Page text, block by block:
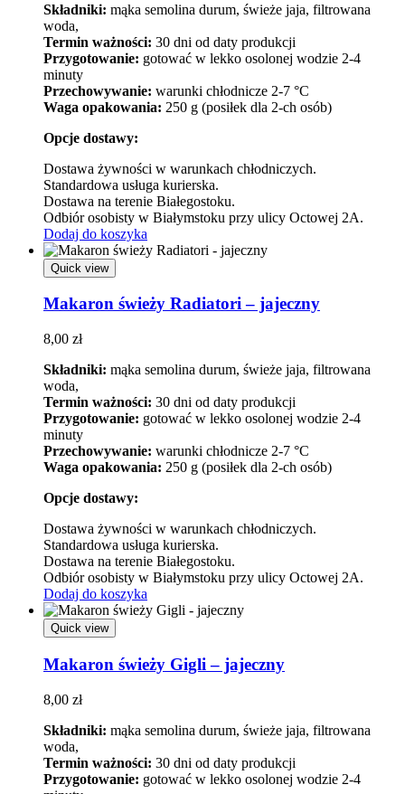
Składniki: mąka semolina durum, świeże jaja, filtrowana
woda,
Termin ważności: 30 dni od daty produkcji
Przygotowanie: gotować w lekko osolonej wodzie 2-4
minuty
Przechowywanie: warunki chłodnicze 2-7 °C
Waga opakowania: 250 g (posiłek dla 2-ch osób)
Opcje dostawy:
Dostawa żywności w warunkach chłodniczych.
Standardowa usługa kurierska.
Dostawa na terenie Białegostoku.
Odbiór osobisty w Białymstoku przy ulicy Octowej 2A.
Dodaj do koszyka
Quick view
Makaron świeży Radiatori – jajeczny
8,00 zł
Składniki: mąka semolina durum, świeże jaja, filtrowana
woda,
Termin ważności: 30 dni od daty produkcji
Przygotowanie: gotować w lekko osolonej wodzie 2-4
minuty
Przechowywanie: warunki chłodnicze 2-7 °C
Waga opakowania: 250 g (posiłek dla 2-ch osób)
Opcje dostawy:
Dostawa żywności w warunkach chłodniczych.
Standardowa usługa kurierska.
Dostawa na terenie Białegostoku.
Odbiór osobisty w Białymstoku przy ulicy Octowej 2A.
Dodaj do koszyka
Quick view
Makaron świeży Gigli – jajeczny
8,00 zł
Składniki: mąka semolina durum, świeże jaja, filtrowana
woda,
Termin ważności: 30 dni od daty produkcji
Przygotowanie: gotować w lekko osolonej wodzie 2-4